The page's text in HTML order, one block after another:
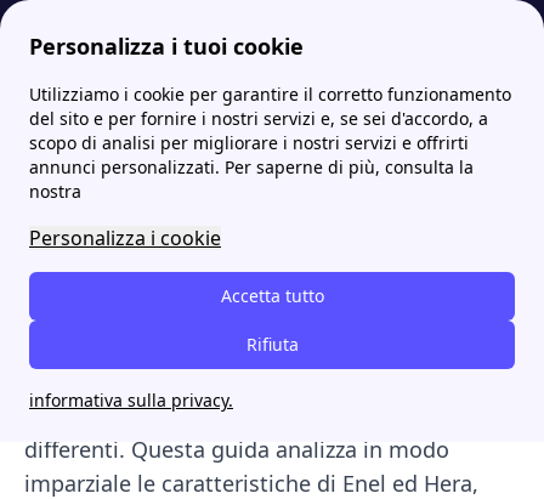
Personalizza i tuoi cookie
Utilizziamo i cookie per garantire il corretto funzionamento
del sito e per fornire i nostri servizi e, se sei d'accordo, a
scopo di analisi per migliorare i nostri servizi e offrirti
annunci personalizzati. Per saperne di più, consulta la
nostra
Personalizza i cookie
Accetta tutto
Rifiuta
informativa sulla privacy.
Papernest.it MoreCompara Un confronto tra le offerte di Enel Energia e Hera e le loro caratteristiche
Un confronto tra le offerte
di Enel Energia e Hera e le
loro caratteristiche
Enel ed Hera sono due dei principali fornitori di
luce e gas presenti nel mercato italiano e,
strumenti digitali e modalità di gestione
differenti. Questa guida analizza in modo
imparziale le caratteristiche di Enel ed Hera,